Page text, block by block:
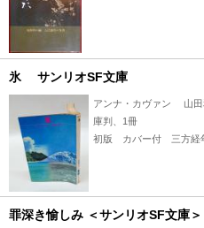
氷 サンリオSF文庫
アンナ・カヴァン 山田
庫判、1冊
初版 カバー付 三方経
罪深き愉しみ ＜サンリオSF文庫＞